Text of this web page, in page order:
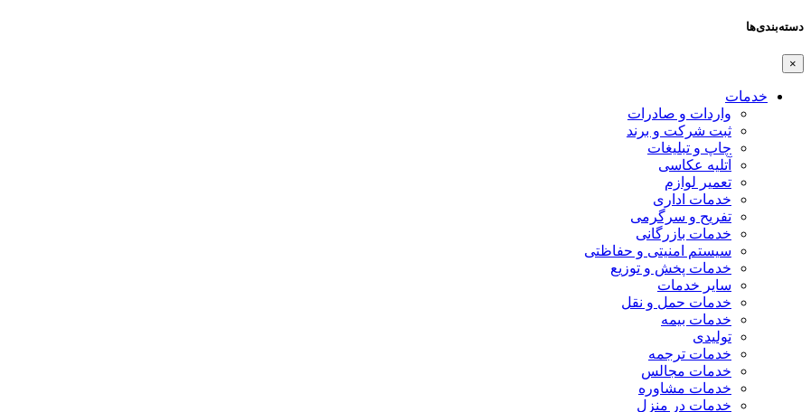
دسته‌بندی‌ها
×
خدمات
واردات و صادرات
ثبت شرکت و برند
چاپ و تبلیغات
آتلیه عکاسی
تعمیر لوازم
خدمات اداری
تفریح و سرگرمی
خدمات بازرگانی
سیستم امنیتی و حفاظتی
خدمات پخش و توزیع
سایر خدمات
خدمات حمل و نقل
خدمات بیمه
تولیدی
خدمات ترجمه
خدمات مجالس
خدمات مشاوره
خدمات در منزل